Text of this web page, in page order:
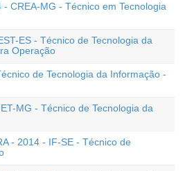
- CREA-MG - Técnico em Tecnologia
ES - Técnico de Tecnologia da
Operação
de Tecnologia da Informação -
MG - Técnico de Tecnologia da
- 2014 - IF-SE - Técnico de